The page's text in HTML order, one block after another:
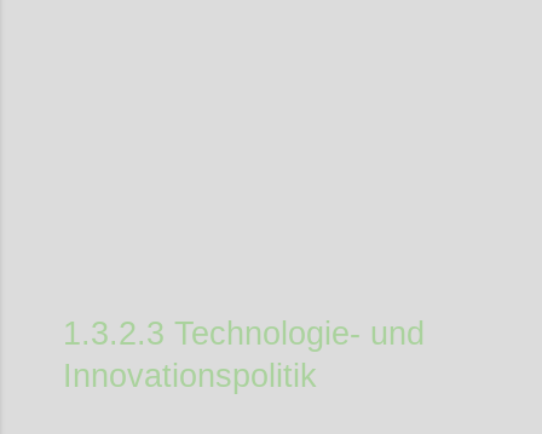
1.3.2.3 Technologie- und
Innovationspolitik